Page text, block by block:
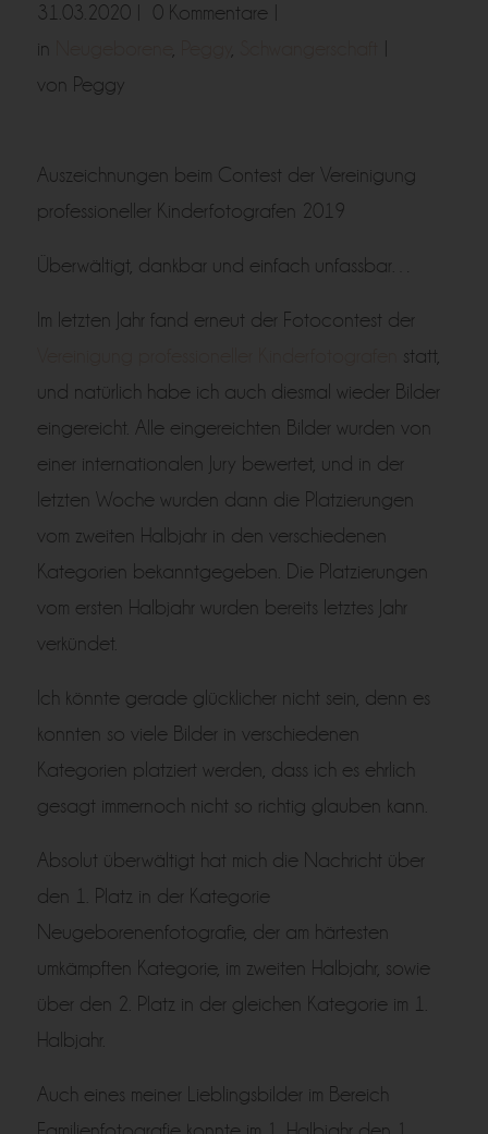
31.03.2020 |
0 Kommentare |
in
von Peggy
Auszeichnungen beim Contest der Vereinigung
professioneller Kinderfotografen 2019
Überwältigt, dankbar und einfach unfassbar…
Im letzten Jahr fand erneut der Fotocontest der
statt,
und natürlich habe ich auch diesmal wieder Bilder
eingereicht. Alle eingereichten Bilder wurden von
einer internationalen Jury bewertet, und in der
letzten Woche wurden dann die Platzierungen
vom zweiten Halbjahr in den verschiedenen
Kategorien bekanntgegeben. Die Platzierungen
vom ersten Halbjahr wurden bereits letztes Jahr
verkündet.
Ich könnte gerade glücklicher nicht sein, denn es
konnten so viele Bilder in verschiedenen
Kategorien platziert werden, dass ich es ehrlich
gesagt immernoch nicht so richtig glauben kann.
Absolut überwältigt hat mich die Nachricht über
den 1. Platz in der Kategorie
Neugeborenenfotografie, der am härtesten
umkämpften Kategorie, im zweiten Halbjahr, sowie
über den 2. Platz in der gleichen Kategorie im 1.
Halbjahr.
Auch eines meiner Lieblingsbilder im Bereich